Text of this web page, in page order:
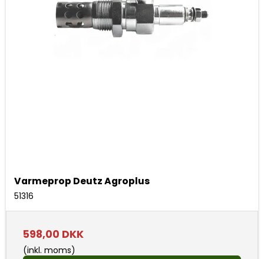
Varmeprop Deutz Agroplus
51316
598,00 DKK
(inkl. moms)